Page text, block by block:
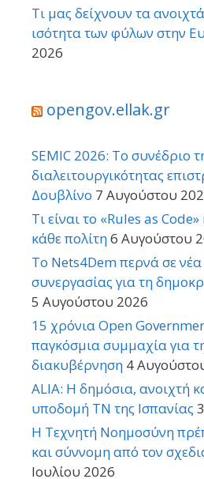
Τι μας δείχνουν τα
ισότητα των φύλων στην
2026
opengov.ellak.gr
SEMIC 2026: Το συνέδριο
διαλειτουργικότητας
Δουβλίνο 7 Αυγούστου
Τι είναι το «Rules as
κάθε πολίτη6 Αυγούστου
Το Nets4Dem περνά σε
συνεργασίας για τη
5 Αυγούστου 2026
15 χρόνια Open
παγκόσμια συμμαχία για
διακυβέρνηση 4
ALIA: Η δημόσια, ανοιχτή
υποδομή ΤΝ της Ισπανίας
Η Τεχνητή Νοημοσύνη
και σύννομη από τον
Ιουλίου 2026